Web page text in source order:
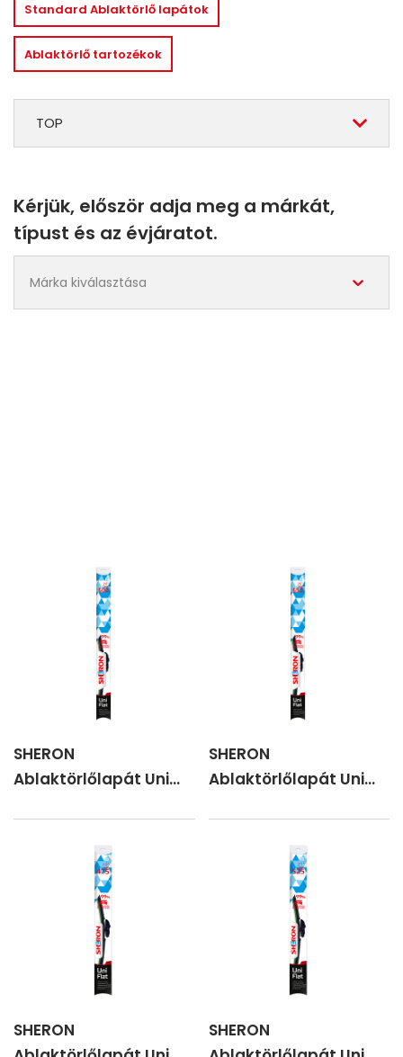
TOP
Standard Ablaktörlő lapátok
Ablaktörlő tartozékok
Kérjük, először adja meg a márkát,
típust és az évjáratot.
Márka kiválasztása
SHERON
Ablaktörlőlapát Uni
SHERON
Ablaktörlőlapát Uni
SHERON
SHERON